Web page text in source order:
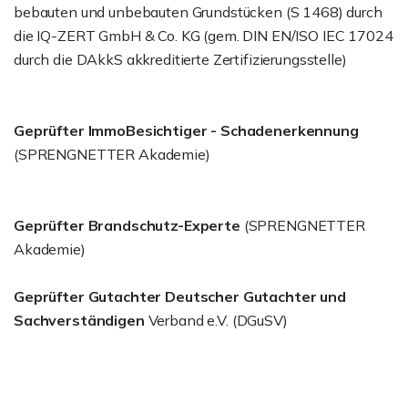
bebauten und unbebauten Grundstücken (S 1468) durch
die IQ-ZERT GmbH & Co. KG (gem. DIN EN/ISO IEC 17024
durch die DAkkS akkreditierte Zertifizierungsstelle)
Geprüfter ImmoBesichtiger - Schadenerkennung
(SPRENGNETTER Akademie)
Geprüfter Brandschutz-Experte (SPRENGNETTER
Akademie)
Geprüfter Gutachter Deutscher Gutachter und
Sachverständigen Verband e.V. (DGuSV)